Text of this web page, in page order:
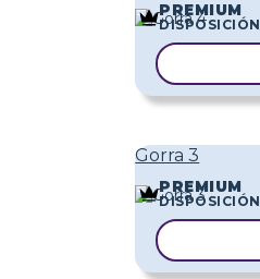
PREMIUM
DISPOSICIÓN
Gorra 3
PREMIUM
DISPOSICIÓN